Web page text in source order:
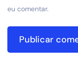
eu comentar.